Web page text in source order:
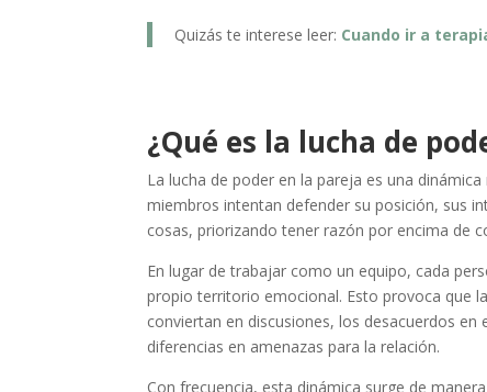
Quizás te interese leer: Cuando ir a
¿Qué es la lucha de
La lucha de poder en la pareja es una
miembros intentan defender su posición, sus
cosas, priorizando tener razón por encima de
En lugar de trabajar como un equipo, cada
propio territorio emocional. Esto provoca que
conviertan en discusiones, los desacuerdos en
diferencias en amenazas para la relación.
Con frecuencia, esta dinámica surge de